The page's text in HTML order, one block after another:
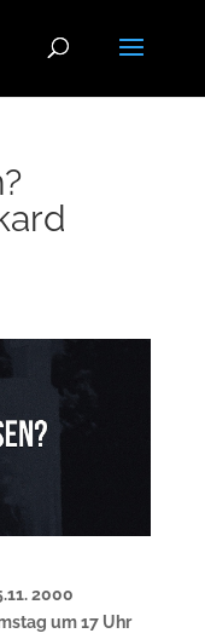
2000
um 17 Uhr